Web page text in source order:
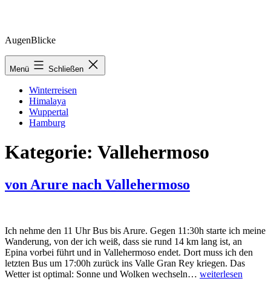
Zum
springen
AugenBlicke
Menü Schließen
Winterreisen
Himalaya
Wuppertal
Hamburg
Kategorie: Vallehermoso
von Arure nach Vallehermoso
Ich nehme den 11 Uhr Bus bis Arure. Gegen 11:30h starte ich meine
Wanderung, von der ich weiß, dass sie rund 14 km lang ist, an
Epina vorbei führt und in Vallehermoso endet. Dort muss ich den
letzten Bus um 17:00h zurück ins Valle Gran Rey kriegen. Das
Wetter ist optimal: Sonne und Wolken wechseln… von
weiterlesen